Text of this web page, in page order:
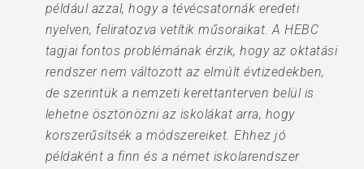
például azzal, hogy a tévécsatornák eredeti
nyelven, feliratozva vetítik műsoraikat. A HEBC
tagjai fontos problémának érzik, hogy az oktatási
rendszer nem változott az elmúlt évtizedekben,
de szerintük a nemzeti kerettanterven belül is
lehetne ösztönözni az iskolákat arra, hogy
korszerűsítsék a módszereiket. Ehhez jó
példaként a finn és a német iskolarendszer